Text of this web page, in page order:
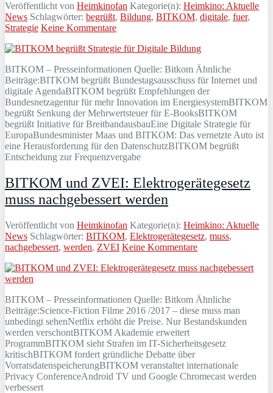
Veröffentlicht von Heimkinofan Kategorie(n): Heimkino: Aktuelle
News Schlagwörter: begrüßt, Bildung, BITKOM, digitale, fuer,
Strategie Keine Kommentare
BITKOM – Presseinformationen Quelle: Bitkom Ähnliche
Beiträge:BITKOM begrüßt Bundestagsausschuss für Internet und
digitale AgendaBITKOM begrüßt Empfehlungen der
Bundesnetzagentur für mehr Innovation im EnergiesystemBITKOM
begrüßt Senkung der Mehrwertsteuer für E-BooksBITKOM
begrüßt Initiative für BreitbandausbauEine Digitale Strategie für
EuropaBundesminister Maas und BITKOM: Das vernetzte Auto ist
eine Herausforderung für den DatenschutzBITKOM begrüßt
Entscheidung zur Frequenzvergabe
BITKOM und ZVEI: Elektrogerätegesetz
muss nachgebessert werden
Veröffentlicht von Heimkinofan Kategorie(n): Heimkino: Aktuelle
News Schlagwörter: BITKOM, Elektrogerätegesetz, muss,
nachgebessert, werden, ZVEI Keine Kommentare
BITKOM – Presseinformationen Quelle: Bitkom Ähnliche
Beiträge:Science-Fiction Filme 2016 /2017 – diese muss man
unbedingt sehenNetflix erhöht die Preise. Nur Bestandskunden
werden verschontBITKOM Akademie erweitert
ProgrammBITKOM sieht Strafen im IT-Sicherheitsgesetz
kritischBITKOM fordert gründliche Debatte über
VorratsdatenspeicherungBITKOM veranstaltet internationale
Privacy ConferenceAndroid TV und Google Chromecast werden
verbessert